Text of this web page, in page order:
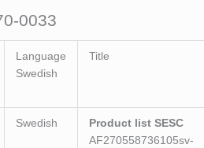
0033
Language
Swedish
Title
Swedish
Product list SESC
AF270558736105sv-